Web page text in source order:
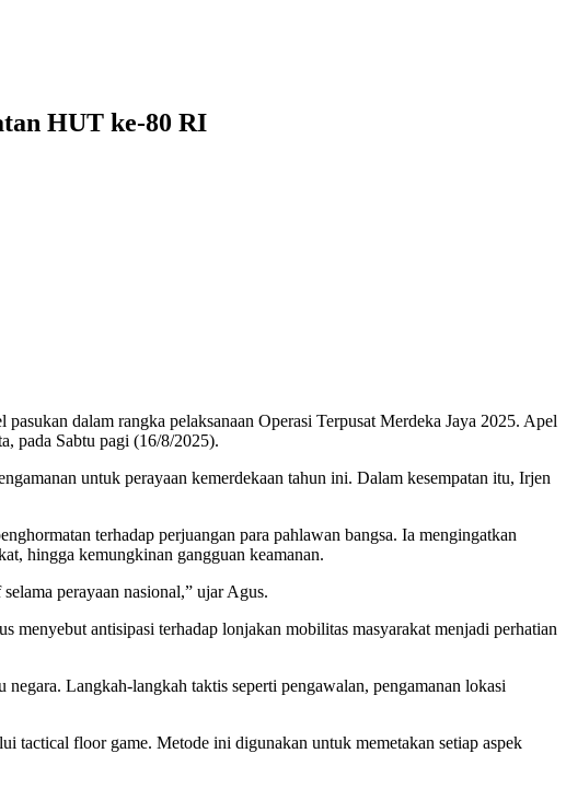
HUT ke-80 RI
dalam rangka pelaksanaan Operasi Terpusat Merdeka Jaya 2025. Apel
pada Sabtu pagi (16/8/2025).
untuk perayaan kemerdekaan tahun ini. Dalam kesempatan itu, Irjen
terhadap perjuangan para pahlawan bangsa. Ia mengingatkan
hingga kemungkinan gangguan keamanan.
perayaan nasional,” ujar Agus.
menyebut antisipasi terhadap lonjakan mobilitas masyarakat menjadi perhatian
Langkah-langkah taktis seperti pengawalan, pengamanan lokasi
tactical floor game. Metode ini digunakan untuk memetakan setiap aspek